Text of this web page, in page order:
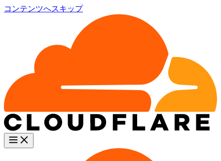
コンテンツへスキップ